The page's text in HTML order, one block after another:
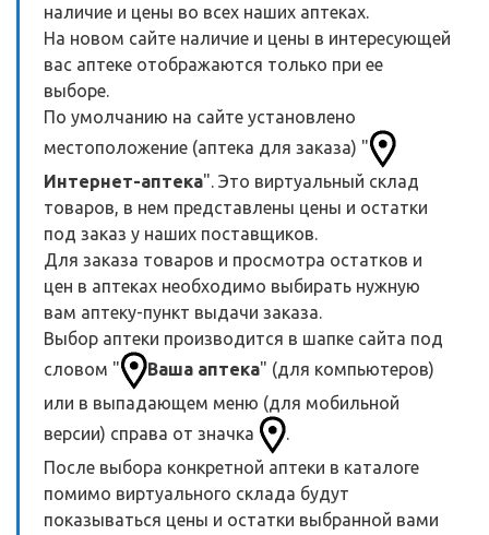
наличие и цены во всех наших аптеках.
На новом сайте наличие и цены в интересующей
вас аптеке отображаются только при ее
выборе.
По умолчанию на сайте установлено
местоположение (аптека для заказа) "
Интернет-аптека". Это виртуальный склад
товаров, в нем представлены цены и остатки
под заказ у наших поставщиков.
Для заказа товаров и просмотра остатков и
цен в аптеках необходимо выбирать нужную
вам аптеку-пункт выдачи заказа.
Выбор аптеки производится в шапке сайта под
словом "
Ваша аптека" (для компьютеров)
или в выпадающем меню (для мобильной
версии) справа от значка
.
После выбора конкретной аптеки в каталоге
помимо виртуального склада будут
показываться цены и остатки выбранной вами